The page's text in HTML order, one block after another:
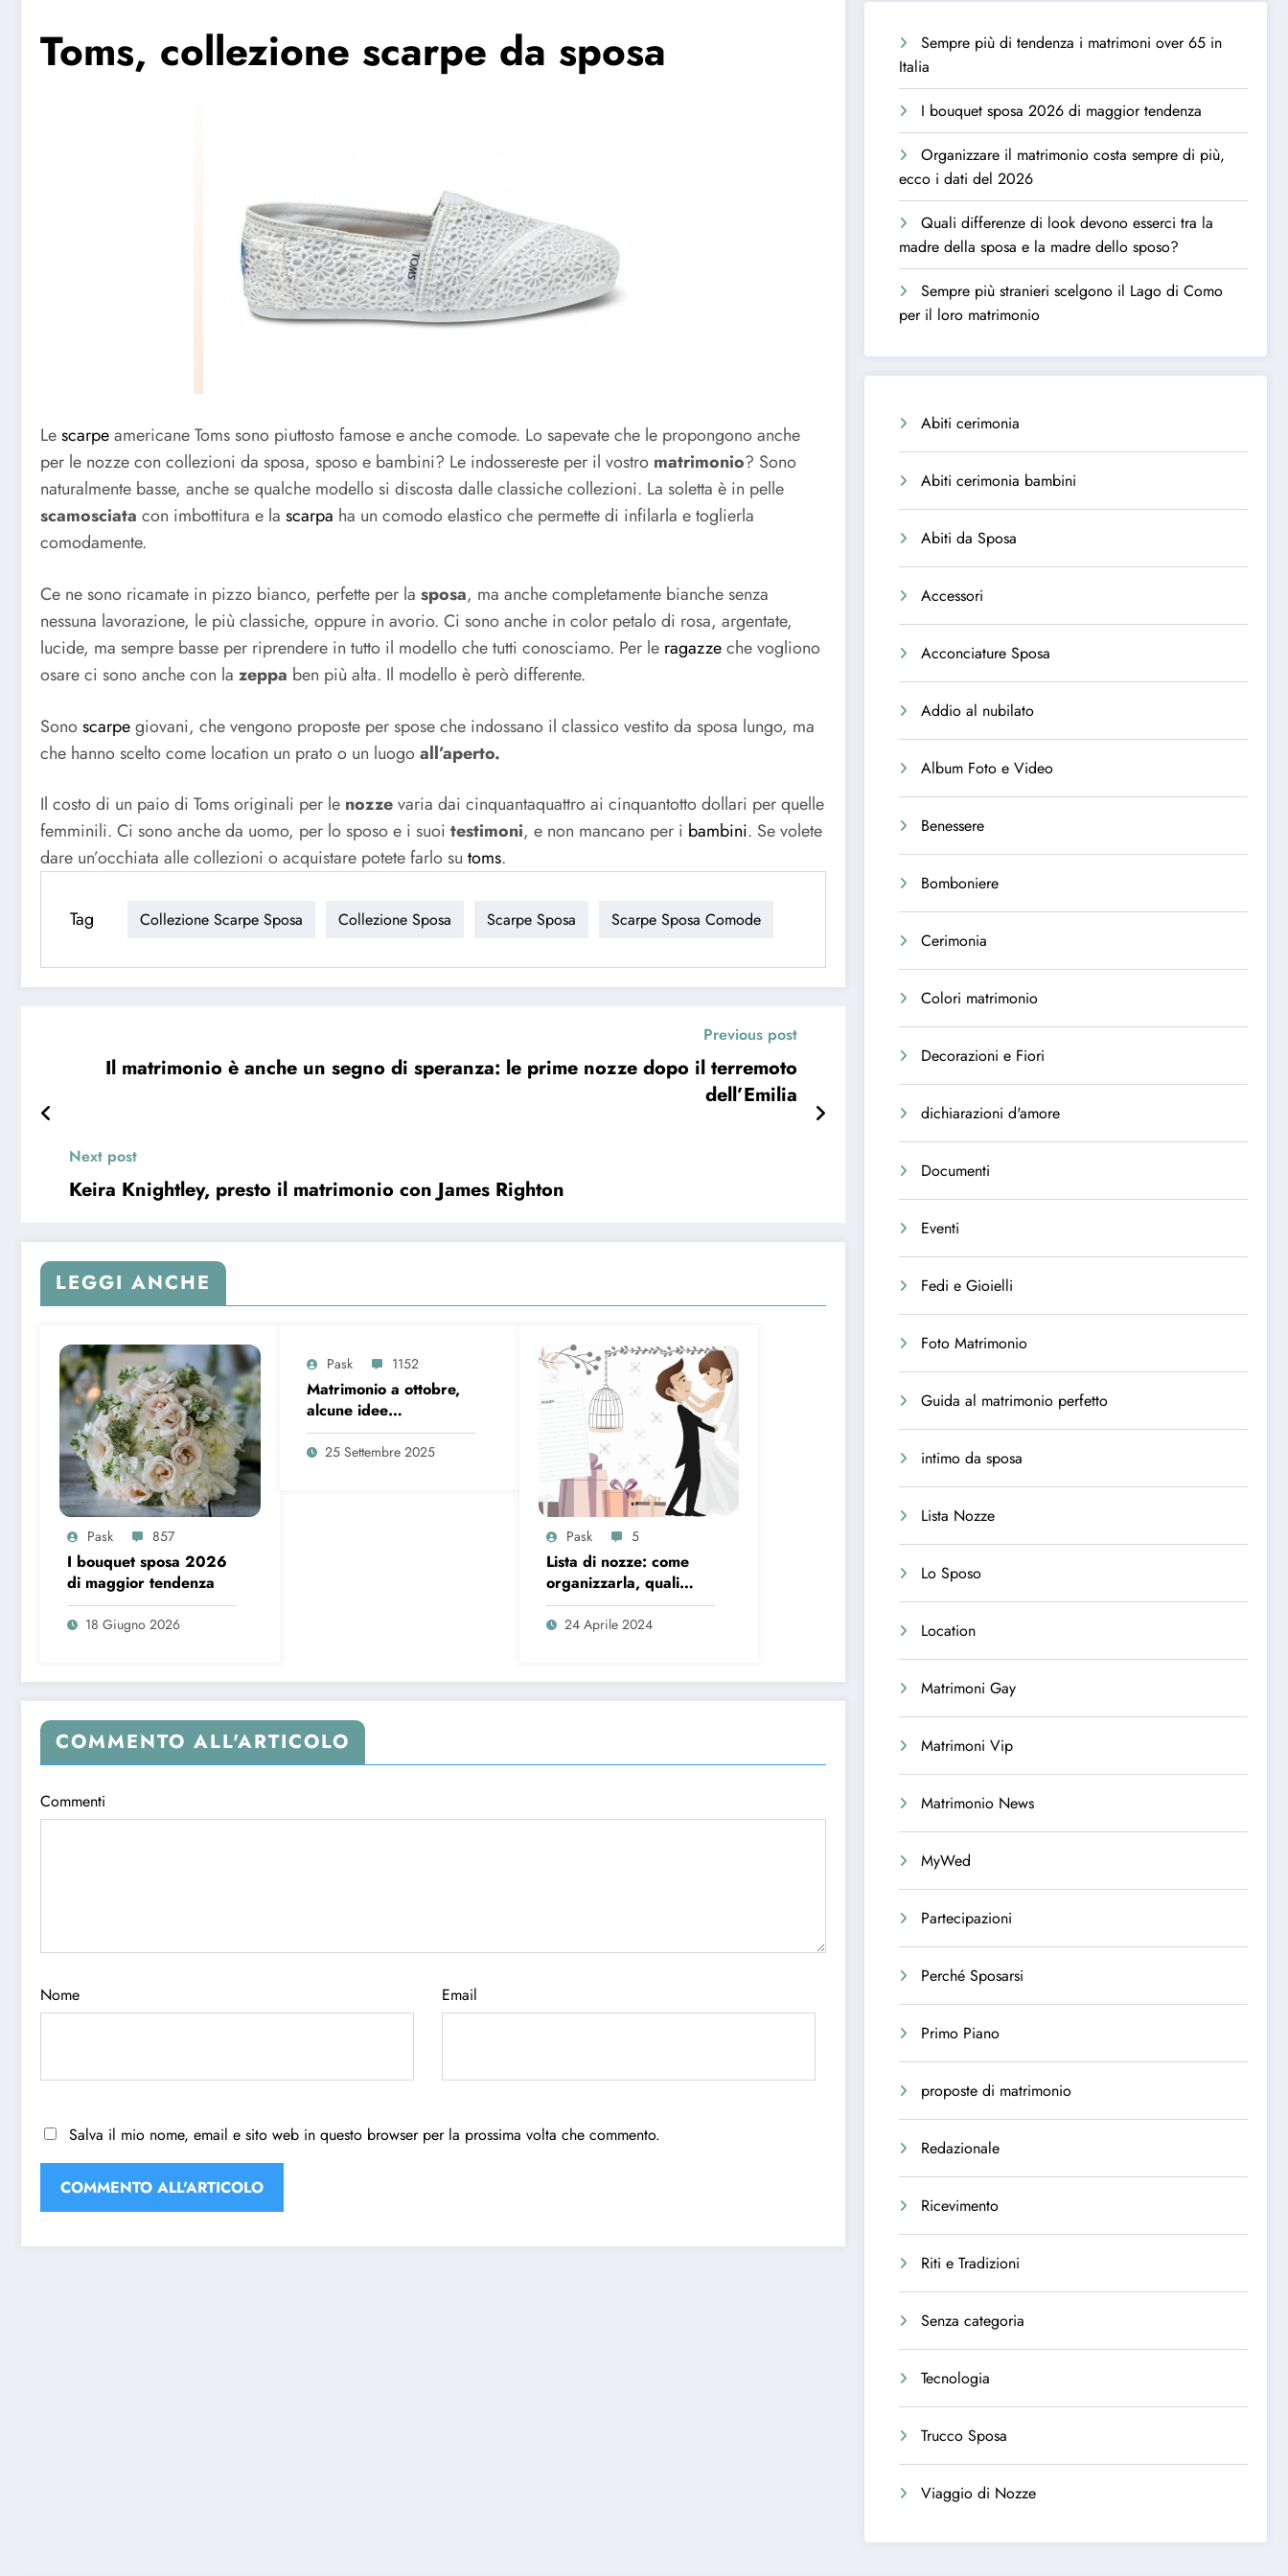
Toms, collezione scarpe da sposa
Lescarpeamericane Toms sono piuttosto famose e anche comode. Lo sapevate che le propongono anche
per le nozze con collezioni da sposa, sposo e bambini? Le indossereste per il vostro matrimonio? Sono
naturalmente basse, anche se qualche modello si discosta dalle classiche collezioni. La soletta è in pelle
scamosciata con imbottitura e la scarpa ha un comodo elastico che permette di infilarla e toglierla
comodamente.
Ce ne sono ricamate in pizzo bianco, perfette per la sposa, ma anche completamente bianche senza
nessuna lavorazione, le più classiche, oppure in avorio. Ci sono anche in color petalo di rosa, argentate,
lucide, ma sempre basse per riprendere in tutto il modello che tutti conosciamo. Per le ragazzeche vogliono
osare ci sono anche con la zeppa ben più alta. Il modello è però differente.
Sonoscarpegiovani, che vengono proposte per spose che indossano il classico vestito da sposa lungo, ma
che hanno scelto come location un prato o un luogoall’aperto.
Il costo di un paio di Toms originali per le nozzevaria dai cinquantaquattro ai cinquantotto dollari per quelle
femminili. Ci sono anche da uomo, per lo sposo e i suoi testimoni, e non mancano per i bambini. Se volete
dare un’occhiata alle collezioni o acquistare potete farlo su toms.
Tag Collezione Scarpe Sposa Collezione Sposa Scarpe Sposa Scarpe Sposa Comode
Previous post
Il matrimonio è anche un segno di speranza: le prime nozze dopo il terremoto
dell’Emilia
Next post
Keira Knightley, presto il matrimonio con James Righton
LEGGI ANCHE
Pask 857
I bouquet sposa 2026
di maggior tendenza
18 Giugno 2026
Pask 1152
Matrimonio a ottobre,
alcune idee
sull’organizzazione
25 Settembre 2025
Pask 5
Lista di nozze: come
organizzarla, quali
regali inserire e
consigli da seguire
24 Aprile 2024
COMMENTO ALL'ARTICOLO
Commenti
Nome Email
Salva il mio nome, email e sito web in questo browser per la prossima volta che commento.
Sempre più di tendenza i matrimoni over 65 in
Italia
I bouquet sposa 2026 di maggior tendenza
Organizzare il matrimonio costa sempre di più,
ecco i dati del 2026
Quali differenze di look devono esserci tra la
madre della sposa e la madre dello sposo?
Sempre più stranieri scelgono il Lago di Como
per il loro matrimonio
Abiti cerimonia
Abiti cerimonia bambini
Abiti da Sposa
Accessori
Acconciature Sposa
Addio al nubilato
Album Foto e Video
Benessere
Bomboniere
Cerimonia
Colori matrimonio
Decorazioni e Fiori
dichiarazioni d'amore
Documenti
Eventi
Fedi e Gioielli
Foto Matrimonio
Guida al matrimonio perfetto
intimo da sposa
Lista Nozze
Lo Sposo
Location
Matrimoni Gay
Matrimoni Vip
Matrimonio News
MyWed
Partecipazioni
Perché Sposarsi
Primo Piano
proposte di matrimonio
Redazionale
Ricevimento
Riti e Tradizioni
Senza categoria
Tecnologia
Trucco Sposa
Viaggio di Nozze